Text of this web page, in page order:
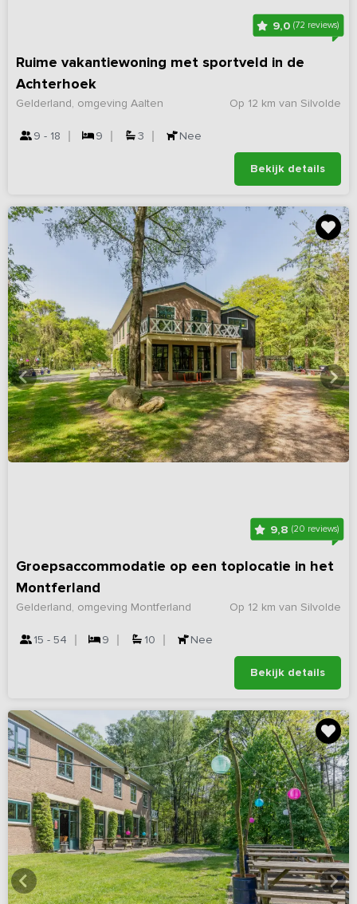
9,0(72 reviews)
Ruime vakantiewoning met sportveld in de
Achterhoek
Op 12 km van Silvolde
Gelderland, omgeving Aalten
9 - 18 9 3 Nee
Bekijk details
9,8 (20 reviews)
Groepsaccommodatie op een toplocatie in het
Montferland
Op 12 km van Silvolde
Gelderland, omgeving Montferland
15 - 54 9 10 Nee
Bekijk details